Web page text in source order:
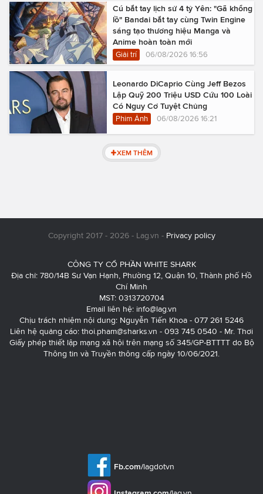
Cú bắt tay lịch sử 4 tỷ Yên: "Gã khổng
lồ" Bandai bắt tay cùng Twin Engine
sáng tạo thương hiệu Manga và
Anime hoàn toàn mới
Giải trí 06/08/2026 16:56
Leonardo DiCaprio Cùng Jeff Bezos
Lập Quỹ 200 Triệu USD Cứu 100 Loài
Có Nguy Cơ Tuyệt Chủng
Phim Ảnh 06/08/2026 16:21
XEM THÊM
Copyright 2017 - 2026 - Lag.vn - Privacy policy
CÔNG TY CỔ PHẦN WHITE SHARK
Địa chỉ: 780/14B Sư Vạn Hạnh, Phường 12, Quận 10, Thành phố Hồ
Chí Minh
MST: 0313720704
Email liên hệ: info@lag.vn
Chịu trách nhiệm nội dung: Nguyễn Tiến Khoa - 077 261 5246
Liên hệ quảng cáo: thoi.pham@sharks.vn - 093 745 0540 - Mr. Thơi
Giấy phép thiết lập mạng xã hội trên mạng số 345/GP-BTTTT do Bộ
Thông tin và Truyền thông cấp ngày 10/06/2021.
Fb.com/lagdotvn